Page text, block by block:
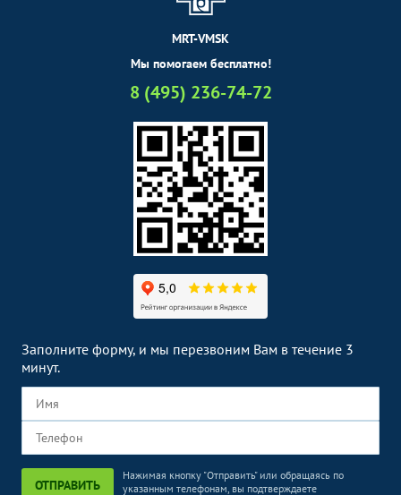
MRT-VMSK
Мы помогаем бесплатно!
8 (495) 236-74-72
Заполните форму, и мы перезвоним Вам в течение 3
минут.
ОТПРАВИТЬ
Нажимая кнопку "Отправить" или обращаясь по
указанным телефонам, вы подтверждаете